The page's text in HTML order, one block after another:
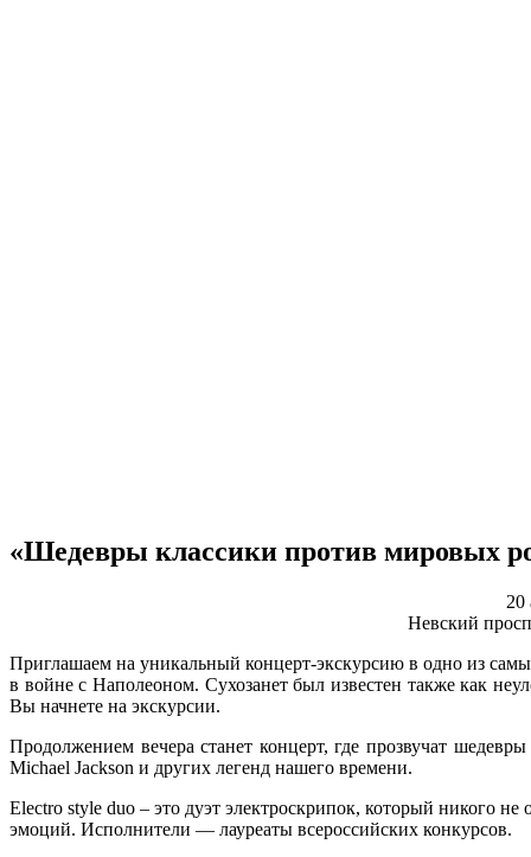
«Шедевры классики против мировых
20
Невский
Приглашаем на уникальный концерт-экскурсию в одно из
в войне с Наполеоном. Сухозанет был известен также как
Вы начнете на экскурсии.
Продолжением вечера станет концерт, где прозвучат
Michael Jackson и других легенд нашего времени.
Electro style duo – это дуэт электроскрипок, который никого
эмоций. Исполнители — лауреаты всероссийских конкурсов.